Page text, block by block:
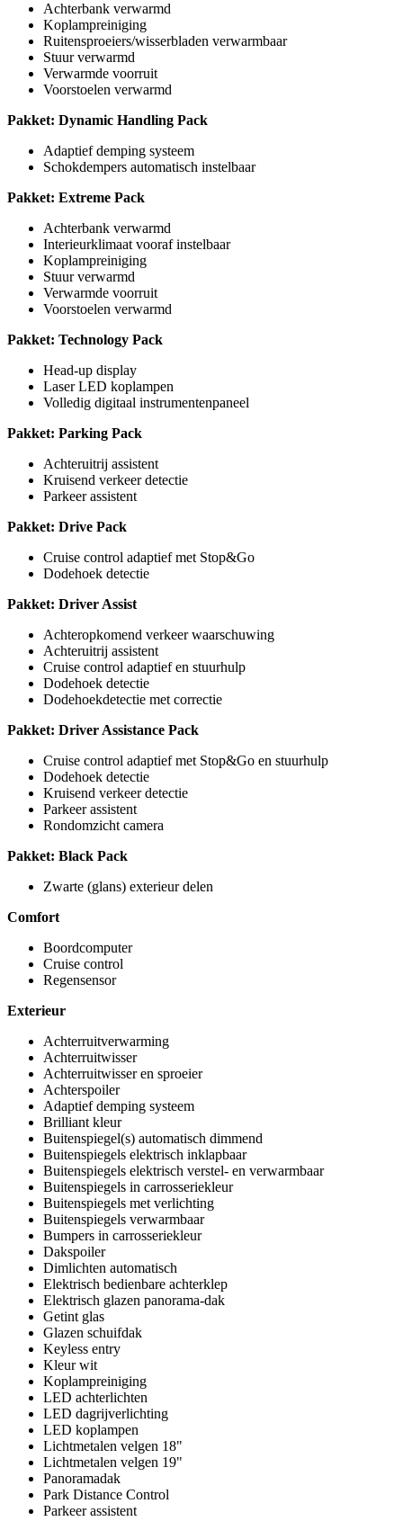
Achterbank verwarmd
Koplampreiniging
Ruitensproeiers/wisserbladen verwarmbaar
Stuur verwarmd
Verwarmde voorruit
Voorstoelen verwarmd
Pakket: Dynamic Handling Pack
Adaptief demping systeem
Schokdempers automatisch instelbaar
Pakket: Extreme Pack
Achterbank verwarmd
Interieurklimaat vooraf instelbaar
Koplampreiniging
Stuur verwarmd
Verwarmde voorruit
Voorstoelen verwarmd
Pakket: Technology Pack
Head-up display
Laser LED koplampen
Volledig digitaal instrumentenpaneel
Pakket: Parking Pack
Achteruitrij assistent
Kruisend verkeer detectie
Parkeer assistent
Pakket: Drive Pack
Cruise control adaptief met Stop&Go
Dodehoek detectie
Pakket: Driver Assist
Achteropkomend verkeer waarschuwing
Achteruitrij assistent
Cruise control adaptief en stuurhulp
Dodehoek detectie
Dodehoekdetectie met correctie
Pakket: Driver Assistance Pack
Cruise control adaptief met Stop&Go en stuurhulp
Dodehoek detectie
Kruisend verkeer detectie
Parkeer assistent
Rondomzicht camera
Pakket: Black Pack
Zwarte (glans) exterieur delen
Comfort
Boordcomputer
Cruise control
Regensensor
Exterieur
Achterruitverwarming
Achterruitwisser
Achterruitwisser en sproeier
Achterspoiler
Adaptief demping systeem
Brilliant kleur
Buitenspiegel(s) automatisch dimmend
Buitenspiegels elektrisch inklapbaar
Buitenspiegels elektrisch verstel- en verwarmbaar
Buitenspiegels in carrosseriekleur
Buitenspiegels met verlichting
Buitenspiegels verwarmbaar
Bumpers in carrosseriekleur
Dakspoiler
Dimlichten automatisch
Elektrisch bedienbare achterklep
Elektrisch glazen panorama-dak
Getint glas
Glazen schuifdak
Keyless entry
Kleur wit
Koplampreiniging
LED achterlichten
LED dagrijverlichting
LED koplampen
Lichtmetalen velgen 18"
Lichtmetalen velgen 19"
Panoramadak
Park Distance Control
Parkeer assistent